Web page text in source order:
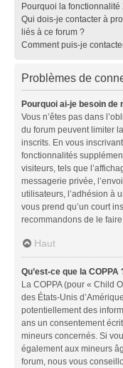
Pourquoi la fonctionnalité
Qui dois-je contacter à
liés à ce forum ?
Comment puis-je
Problèmes de
Pourquoi ai-je besoin de
Vous n’êtes pas dans
du forum peuvent limiter
inscrits. En vous
fonctionnalités
visiteurs, tels que
messagerie privée,
utilisateurs, l’adhésion à
vous prend qu’un court
recommandons de le
Haut
Qu’est-ce que la COPPA
La COPPA (pour « Child
des États-Unis
potentiellement des
ans un consentement
mineurs concernés. Si
également aux mineurs
forum, nous vous